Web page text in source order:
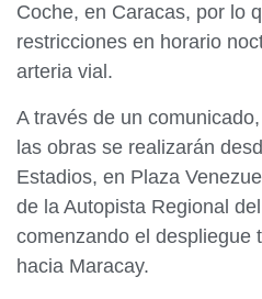
Coche, en Caracas, por lo
restricciones en horario
arteria vial.
A través de un
las obras se realizarán
Estadios, en Plaza
de la Autopista Regional
comenzando el despliegue
hacia Maracay.